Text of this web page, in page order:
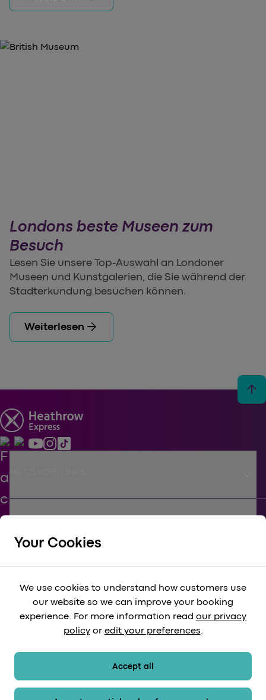
Londons beste Museen zum
Besuch
Lesen Sie unsere Top-Auswahl an Londoner
Museen und Kunstgalerien, die Sie während der
Stadterkundung besuchen können.
Weiterlesen arrow_forward
arrow_upward
keyboard_arrow_down
KÖRPERSCHAFTLICH keyboard_arrow_down
RECHTLICH keyboard_arrow_down
Your Cookies
We use cookies to understand how customers use
our website so we can improve your booking
experience. For more information read our privacy
policyor edit your preferences.
Accept all